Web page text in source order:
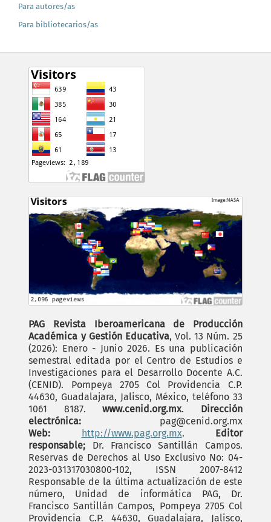
Para autores/as
Para bibliotecarios/as
PAG Revista Iberoamericana de Producción
Académica y Gestión Educativa, Vol. 13 Núm. 25
(2026): Enero - Junio 2026. Es una publicación
semestral editada por el Centro de Estudios e
Investigaciones para el Desarrollo Docente A.C.
(CENID). Pompeya 2705 Col Providencia C.P.
44630, Guadalajara, Jalisco, México, teléfono 33
1061 8187.www.cenid.org.mx. Dirección
electrónica: pag@cenid.org.mx
Web:
http://www.pag.org.mx.
Editor
responsable; Dr. Francisco Santillán Campos.
Reservas de Derechos al Uso Exclusivo No: 04-
2023-031317030800-102, ISSN 2007-8412
Responsable de la última actualización de este
número, Unidad de informática PAG, Dr.
Francisco Santillán Campos, Pompeya 2705 Col
Providencia C.P. 44630, Guadalajara, Jalisco,